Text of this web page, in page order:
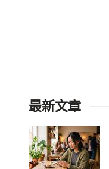
最新文章